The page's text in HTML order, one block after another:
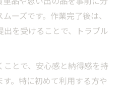
ーズです。作業完了後は、
を受けることで、トラブル
とで、安心感と納得感を持
。特に初めて利用する方や